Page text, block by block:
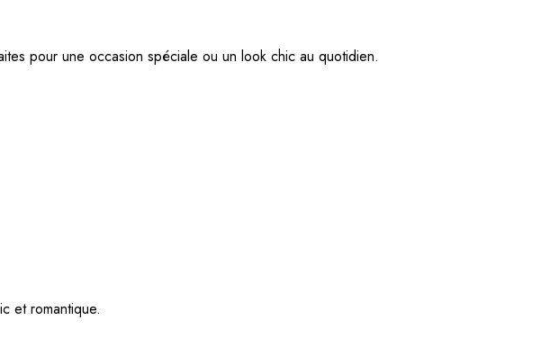
pour une occasion spéciale ou un look chic au quotidien.
et romantique.